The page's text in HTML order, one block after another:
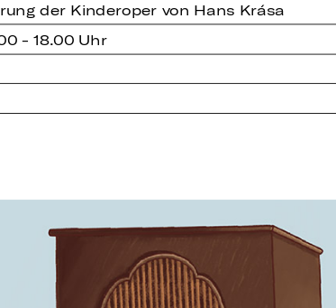
der Kinderoper von Hans Krása
- 18.00 Uhr